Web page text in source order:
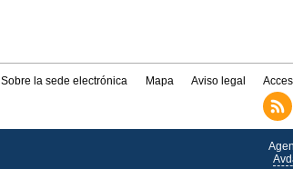
Sobre la sede electrónica Mapa Aviso legal